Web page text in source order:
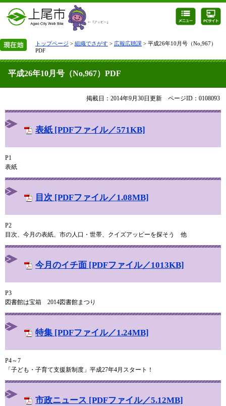
トップページ > 組織でさがす > 広報広聴課 > 平成26年10月号（No,967）
PDF
平成26年10月号（No,967）PDF
掲載日：2014年9月30日更新 ページID：0108093
表紙 [PDFファイル／571KB]
P1
表紙
目次 [PDFファイル／1.08MB]
P2
目次、今月の表紙、市の人口・世帯、クイズアッピーを探そう 他
今月のイチ面 [PDFファイル／1013KB]
P3
図書館は宝箱 2014図書館まつり
特集 [PDFファイル／1.24MB]
P4～7
「子ども・子育て支援新制度」平成27年4月スタート！
市政ニュース [PDFファイル／5.12MB]